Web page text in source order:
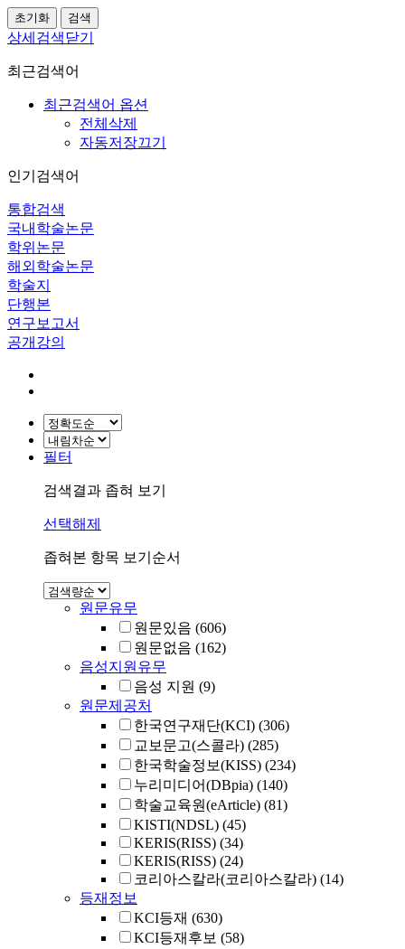
상세검색닫기
최근검색어
최근검색어 옵션
전체삭제
자동저장끄기
인기검색어
통합검색
국내학술논문
학위논문
해외학술논문
학술지
단행본
연구보고서
공개강의
필터
검색결과 좁혀 보기
선택해제
좁혀본 항목 보기순서
원문유무
원문있음 (606)
원문없음 (162)
음성지원유무
음성 지원 (9)
원문제공처
한국연구재단(KCI) (306)
교보문고(스콜라) (285)
한국학술정보(KISS) (234)
누리미디어(DBpia) (140)
학술교육원(eArticle) (81)
KISTI(NDSL) (45)
KERIS(RISS) (34)
KERIS(RISS) (24)
코리아스칼라(코리아스칼라) (14)
등재정보
KCI등재 (630)
KCI등재후보 (58)